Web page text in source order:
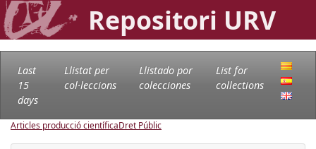
Repositori URV
Last
15
days
Llistat per
col·leccions
Llistado por
colecciones
List for
collections
Articles producció científicaDret Públic